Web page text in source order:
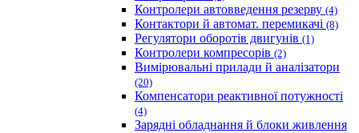
Контролери автовведення резерву (4)
Контактори й автомат. перемикачі (8)
Регулятори оборотів двигунів (1)
Контролери компресорів (2)
Вимірювальні прилади й аналізатори
(20)
Компенсатори реактивної потужності
(4)
Зарядні обладнання й блоки живлення